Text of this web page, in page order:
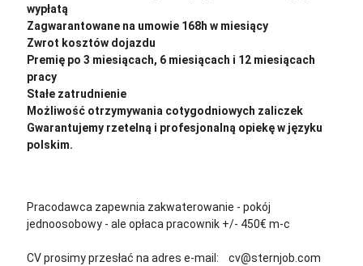
wypłatą
Zagwarantowane na umowie 168h w miesiący
Zwrot kosztów dojazdu
Premię po 3 miesiącach, 6 miesiącach i 12 miesiącach
pracy
Stałe zatrudnienie
Możliwość otrzymywania cotygodniowych zaliczek
Gwarantujemy rzetelną i profesjonalną opiekę w języku
polskim.
Pracodawca zapewnia zakwaterowanie - pokój
jednoosobowy - ale opłaca pracownik +/- 450€ m-c
CV prosimy przesłać na adres e-mail: cv@sternjob.com